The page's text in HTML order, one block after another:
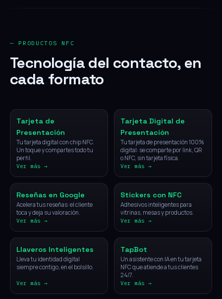
— PRODUCTOS NFC
Tecnología del contacto, en
cada formato
Tarjeta de
Presentación
Tu tarjeta digital con chip NFC.
Un toque y compartes todo tu
perfil.
Ver más →
Tarjeta Digital de
Presentación
Tu tarjeta de presentación 100%
digital: se comparte por link, QR
o NFC, sin tarjeta física.
Ver más →
NFC
Reseñas en Google
Acelera tus reseñas: el cliente
toca y deja su valoración.
Ver más →
NFC
Stickers con NFC
Adhesivos inteligentes para
vitrinas, mesas y productos.
Ver más →
NFC
Llaveros Inteligentes
Lleva tu identidad digital
siempre contigo, en el bolsillo.
Ver más →
IA
TapBot
Un asistente con IA en tu tarjeta
NFC que atiende a tus clientes
24/7.
Ver más →
Vehículos